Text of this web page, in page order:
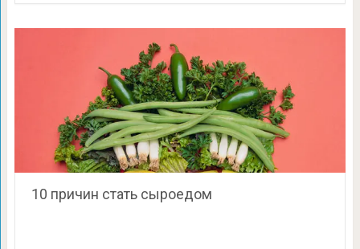
10 причин стать сыроедом